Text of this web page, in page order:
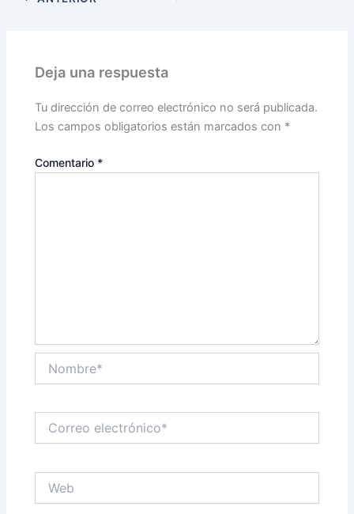
Deja una respuesta
Tu dirección de correo electrónico no será publicada.
Los campos obligatorios están marcados con *
Comentario *
electrónico*